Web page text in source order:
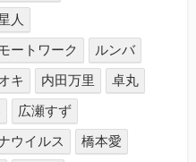
人
ートワーク
ルンバ
キ 内田万里
卓丸
広瀬すず
ウイルス
橋本愛